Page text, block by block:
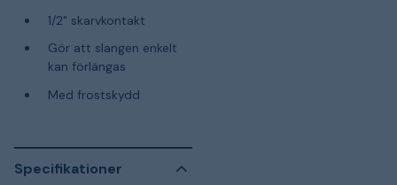
1/2" skarvkontakt
Gör att slangen enkelt
kan förlängas
Med frostskydd
Specifikationer